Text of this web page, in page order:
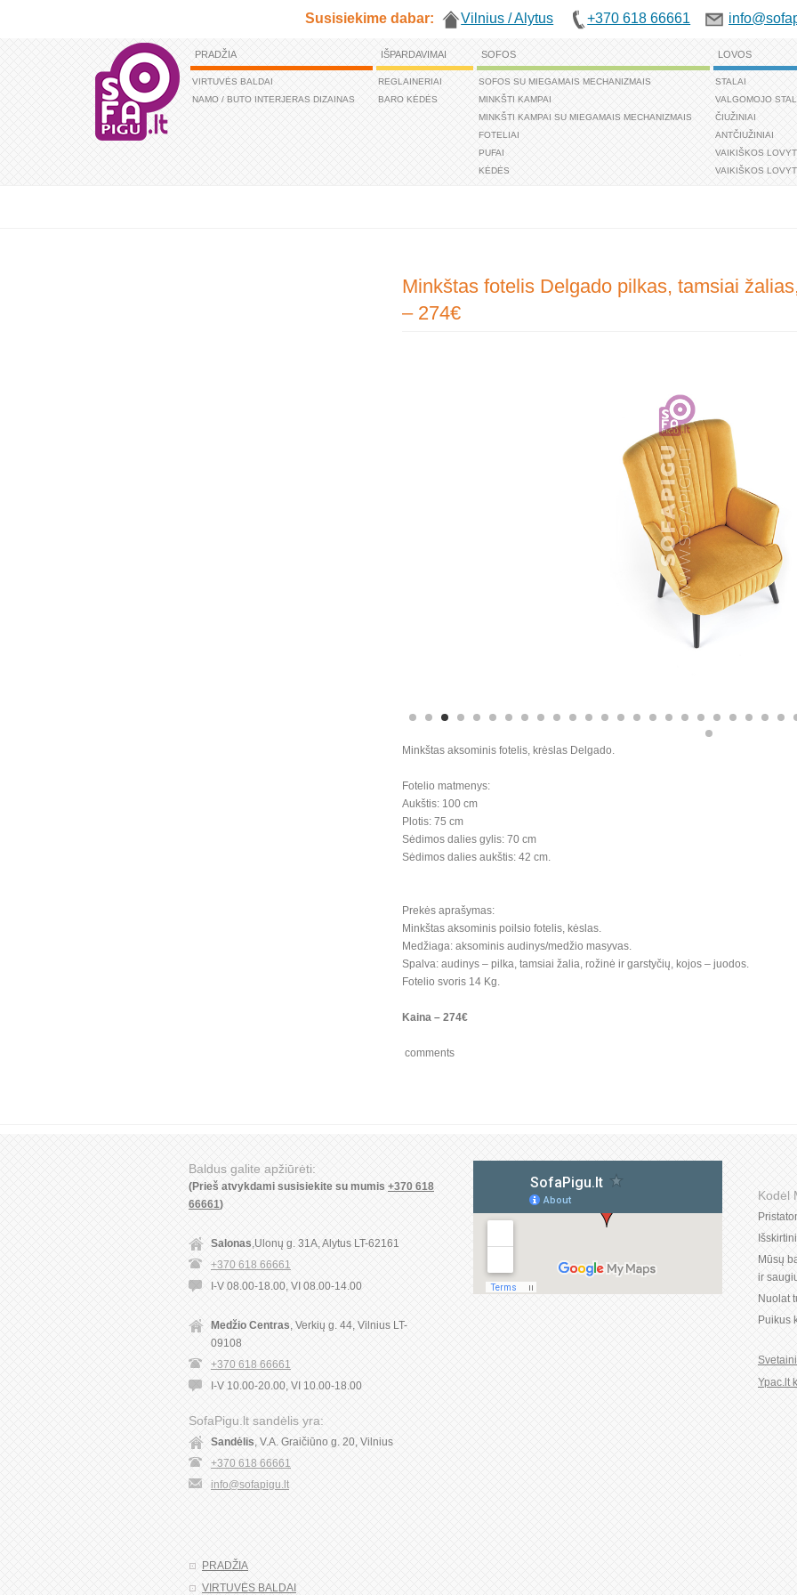
Susisiekime dabar: Vilnius / Alytus +370 618 66661
PRADŽIA
VIRTUVĖS BALDAI
NAMO / BUTO INTERJERAS DIZAINAS
IŠPARDAVIMAI
REGLAINERIAI
BARO KĖDĖS
SOFOS
SOFOS SU MIEGAMAIS MECHANIZMAIS
MINKŠTI KAMPAI
MINKŠTI KAMPAI SU MIEGAMAIS MECHANIZMAIS
FOTELIAI
PUFAI
KĖDĖS
LOVOS
STALAI
VALGOMOJO
ČIUŽINIAI
ANTČIUŽINIAI
VAIKIŠKOS
VAIKIŠKOS
Minkštas fotelis Delgado pilkas, tamsiai
– 274€
Minkštas aksominis fotelis, krėslas Delgado.
Fotelio matmenys:
Aukštis: 100 cm
Plotis: 75 cm
Sėdimos dalies gylis: 70 cm
Sėdimos dalies aukštis: 42 cm.
Prekės aprašymas:
Minkštas aksominis poilsio fotelis, kėslas.
Medžiaga: aksominis audinys/medžio masyvas.
Spalva: audinys – pilka, tamsiai žalia, rožinė ir garstyčių, kojos – juodos.
Fotelio svoris 14 Kg.
Kaina – 274€
comments
Baldus galite apžiūrėti:
(Prieš atvykdami susisiekite su mumis +370 618
66661)
Salonas ,Ulonų g. 31A, Alytus LT-62161
+370 618 66661
I-V 08.00-18.00, VI 08.00-14.00
Medžio Centras , Verkių g. 44, Vilnius LT-
09108
+370 618 66661
I-V 10.00-20.00, VI 10.00-18.00
SofaPigu.lt sandėlis yra:
Sandėlis , V.A. Graičiūno g. 20, Vilnius
+370 618 66661
info@sofapigu.lt
Kodėl
Mūsų
ir
Nuolat
Puikus
Ypac.lt
PRADŽIA
VIRTUVĖS BALDAI